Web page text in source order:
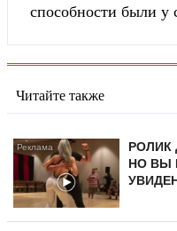
способности были
Читайте также
РОЛИК
НО ВЫ